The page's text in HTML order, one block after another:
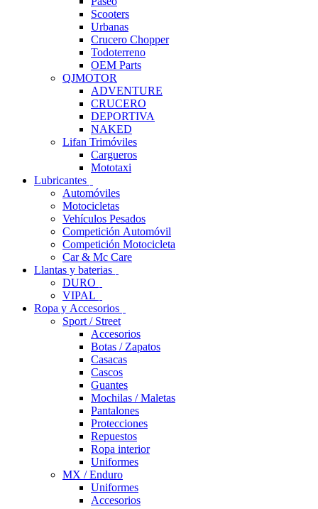
Scooters
Urbanas
Crucero Chopper
Todoterreno
OEM Parts
QJMOTOR
ADVENTURE
CRUCERO
DEPORTIVA
NAKED
Lifan Trimóviles
Cargueros
Mototaxi
Lubricantes
Automóviles
Motocicletas
Vehículos Pesados
Competición Automóvil
Competición Motocicleta
Car & Mc Care
Llantas y baterias
DURO
VIPAL
Ropa y Accesorios
Sport / Street
Accesorios
Botas / Zapatos
Casacas
Cascos
Guantes
Mochilas / Maletas
Pantalones
Protecciones
Repuestos
Ropa interior
Uniformes
MX / Enduro
Uniformes
Accesorios